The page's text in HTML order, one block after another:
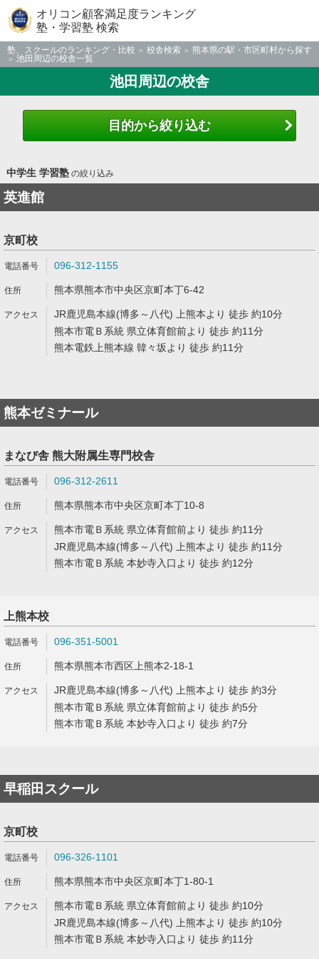
オリコン顧客満足度ランキング
塾・学習塾 検索
塾、スクールのランキング・比較 校舎検索
熊本県の駅・市区町村から探す
池田周辺の校舎一覧
池田周辺の校舎
目的から絞り込む
中学生 学習塾の絞り込み
英進館
京町校
096-312-1155
熊本県熊本市中央区京町本丁6-42
JR鹿児島本線(博多～八代) 上熊本より 徒歩 約10分
熊本市電Ｂ系統 県立体育館前より 徒歩 約11分
熊本電鉄上熊本線 韓々坂より 徒歩 約11分
熊本ゼミナール
まなび舎 熊大附属生専門校舎
096-312-2611
熊本県熊本市中央区京町本丁10-8
熊本市電Ｂ系統 県立体育館前より 徒歩 約11分
JR鹿児島本線(博多～八代) 上熊本より 徒歩 約11分
熊本市電Ｂ系統 本妙寺入口より 徒歩 約12分
上熊本校
096-351-5001
熊本県熊本市西区上熊本2-18-1
JR鹿児島本線(博多～八代) 上熊本より 徒歩 約3分
熊本市電Ｂ系統 県立体育館前より 徒歩 約5分
熊本市電Ｂ系統 本妙寺入口より 徒歩 約7分
早稲田スクール
京町校
096-326-1101
熊本県熊本市中央区京町本丁1-80-1
熊本市電Ｂ系統 県立体育館前より 徒歩 約10分
JR鹿児島本線(博多～八代) 上熊本より 徒歩 約10分
熊本市電Ｂ系統 本妙寺入口より 徒歩 約11分